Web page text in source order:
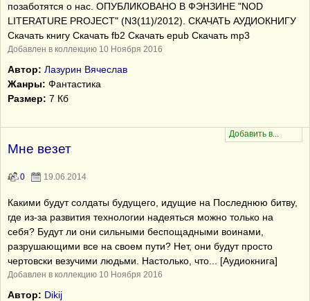
позаботятся о нас. ОПУБЛИКОВАНО В ФЭНЗИНЕ "NOD
LITERATURE PROJECT" (N3(11)/2012). СКАЧАТЬ АУДИОКНИГУ
Скачать книгу Скачать fb2 Скачать epub Скачать mp3
Добавлен в коллекцию 10 Ноября 2016
Автор: Лазурин Вячеслав
Жанры: Фантастика
Размер: 7 Кб
Мне везет
0 19.06.2014
Какими будут солдаты будущего, идущие на Последнюю битву,
где из-за развития технологии надеяться можно только на
себя? Будут ли они сильными беспощадными воинами,
разрушающими все на своем пути? Нет, они будут просто
чертовски везучими людьми. Настолько, что... [Аудиокнига]
Добавлен в коллекцию 10 Ноября 2016
Автор: Dikij